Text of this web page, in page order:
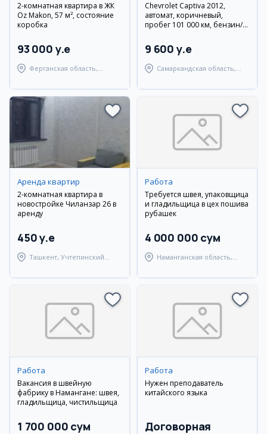
2-комнатная квартира в ЖК
Oz Makon, 57 м², состояние
коробка
93 000 y.e
Ферганская область,
Chevrolet Captiva 2012,
автомат, коричневый,
пробег 101 000 км, бензин/
9 600 y.e
Самаркандская область,
Аренда квартир
2-комнатная квартира в
новостройке Чиланзар 26 в
аренду
450 y.e
Ташкент, Учтепинский
Работа
Требуется швея, упаковщица
и гладильщица в цех пошива
рубашек
4 000 000 сум
Наманганская область,
Работа
Вакансия в швейную
фабрику в Намангане: швея,
гладильщица, чистильщица
1 700 000 сум
Работа
Нужен преподаватель
китайского языка
Договорная